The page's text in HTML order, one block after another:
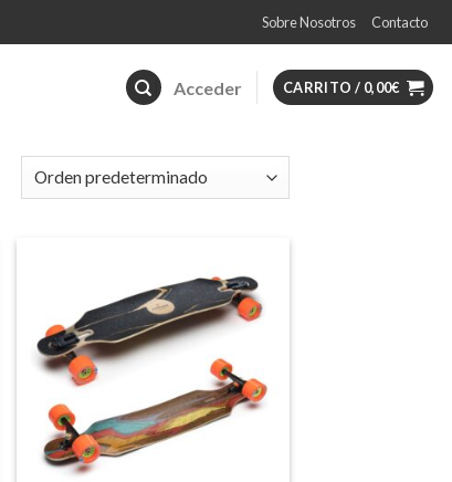
Sobre Nosotros Contacto
Acceder CARRITO / 0,00€